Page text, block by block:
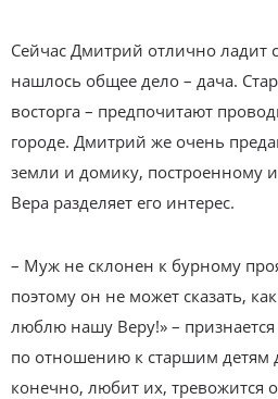
Сейчас Дмитрий отлично ладит
нашлось общее дело – дача.
восторга – предпочитают
городе. Дмитрий же очень
земли и домику, построенному
Вера разделяет его интерес.
– Муж не склонен к бурному
поэтому он не может сказать,
люблю нашу Веру!» –
по отношению к старшим детям
конечно, любит их, тревожится